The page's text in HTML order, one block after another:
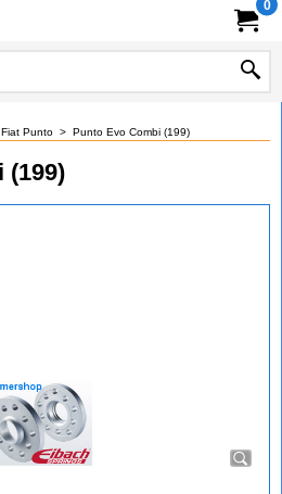
0
Fiat Punto > Punto Evo Combi (199)
(199)